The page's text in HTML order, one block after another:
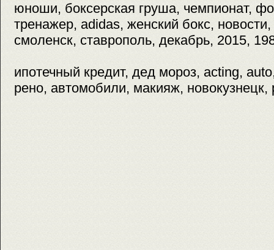
юноши, боксерская груша, чемпионат,
тренажер, adidas, женский бокс,
смоленск, ставрополь, декабрь, 2015,
ипотечный кредит, дед мороз, acting,
рено, автомобили, макияж, новокузнецк,